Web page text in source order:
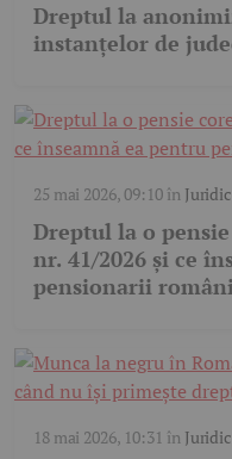
Dreptul la
instanțelor de
25 mai 2026, 09:10în Juridic
Dreptul la o
nr. 41/2026 și ce
pensionarii
18 mai 2026, 10:31 în Juridic